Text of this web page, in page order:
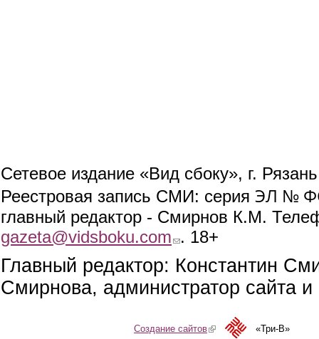
Сетевое издание «Вид сбоку», г.
Реестровая запись СМИ: серия ЭЛ №
главный редактор - Смирнов К.М.
gazeta@vidsboku.com (link sends e-mail)
. 18+
Главный редактор: Константин
Смирнова, администратор сайта
Создание сайтов(link is external)«Три-В»